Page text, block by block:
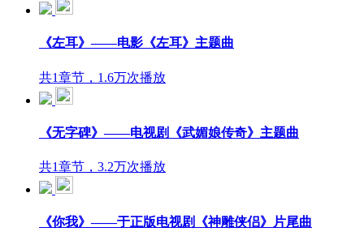
《左耳》——电影《左耳》主题曲
共1章节，1.6万次播放
《无字碑》——电视剧《武媚娘传奇》主题曲
共1章节，3.2万次播放
《你我》——于正版电视剧《神雕侠侣》片尾曲